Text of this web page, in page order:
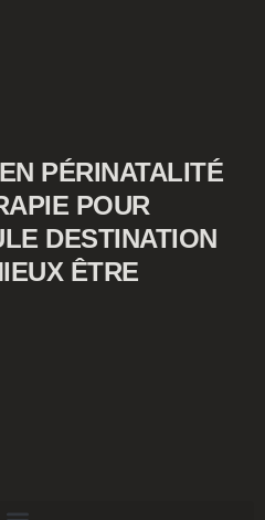
PÉRINATALITÉ
POUR
DESTINATION
ÊTRE